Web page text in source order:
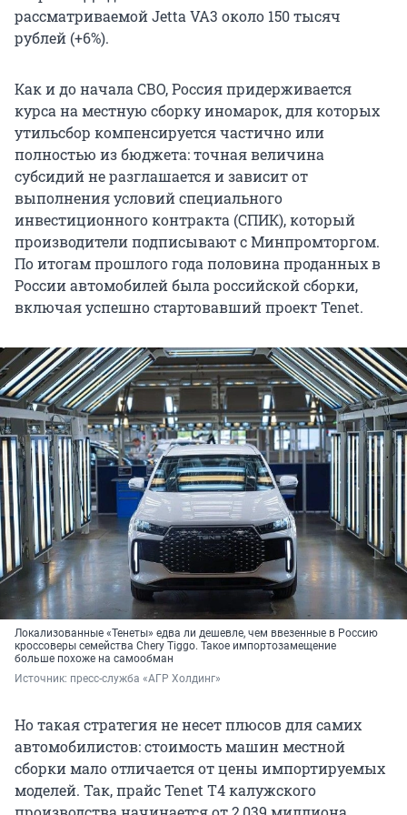
рассматриваемой Jetta VA3 около 150 тысяч
рублей (+6%).
Как и до начала СВО, Россия придерживается
курса на местную сборку иномарок, для которых
утильсбор компенсируется частично или
полностью из бюджета: точная величина
субсидий не разглашается и зависит от
выполнения условий специального
инвестиционного контракта (СПИК), который
производители подписывают с Минпромторгом.
По итогам прошлого года половина проданных в
России автомобилей была российской сборки,
включая успешно стартовавший проект Tenet.
Локализованные «Тенеты» едва ли дешевле, чем ввезенные в Россию
кроссоверы семейства Chery Tiggo. Такое импортозамещение
больше похоже на самообман
Источник: пресс-служба «АГР Холдинг»
Но такая стратегия не несет плюсов для самих
автомобилистов: стоимость машин местной
сборки мало отличается от цены импортируемых
моделей. Так, прайс Tenet T4 калужского